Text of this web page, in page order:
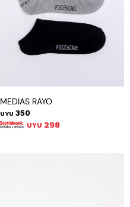
MEDIAS RAYO
UYU 350
UYU 298